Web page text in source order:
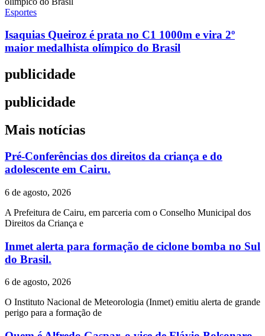
Esportes
Isaquias Queiroz é prata no C1 1000m e vira 2º
maior medalhista olímpico do Brasil
publicidade
publicidade
Mais notícias
Pré-Conferências dos direitos da criança e do
adolescente em Cairu.
6 de agosto, 2026
A Prefeitura de Cairu, em parceria com o Conselho Municipal dos
Direitos da Criança e
Inmet alerta para formação de ciclone bomba no Sul
do Brasil.
6 de agosto, 2026
O Instituto Nacional de Meteorologia (Inmet) emitiu alerta de grande
perigo para a formação de